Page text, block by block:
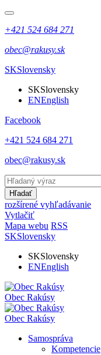
+421 524 684 271
obec@rakusy.sk
SKSlovensky
SKSlovensky
ENEnglish
Facebook
+421 524 684 271
obec@rakusy.sk
Hľadať
rozšírené vyhľadávanie
Vytlačiť
Mapa webu RSS
SKSlovensky
SKSlovensky
ENEnglish
Obec Rakúsy
Obec Rakúsy
Samospráva
Kompetencie